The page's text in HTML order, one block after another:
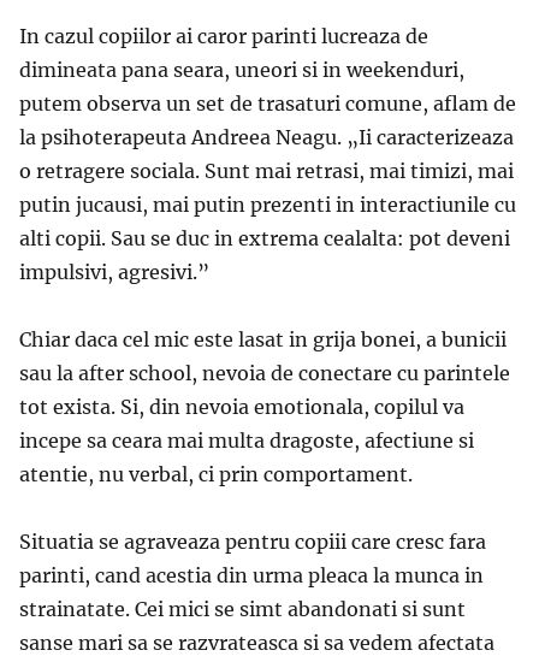
In cazul copiilor ai caror parinti lucreaza de
dimineata pana seara, uneori si in weekenduri,
putem observa un set de trasaturi comune, aflam de
la psihoterapeuta Andreea Neagu. „Ii caracterizeaza
o retragere sociala. Sunt mai retrasi, mai timizi, mai
putin jucausi, mai putin prezenti in interactiunile cu
alti copii. Sau se duc in extrema cealalta: pot deveni
impulsivi, agresivi.”
Chiar daca cel mic este lasat in grija bonei, a bunicii
sau la after school, nevoia de conectare cu parintele
tot exista. Si, din nevoia emotionala, copilul va
incepe sa ceara mai multa dragoste, afectiune si
atentie, nu verbal, ci prin comportament.
Situatia se agraveaza pentru copiii care cresc fara
parinti, cand acestia din urma pleaca la munca in
strainatate. Cei mici se simt abandonati si sunt
sanse mari sa se razvrateasca si sa vedem afectata